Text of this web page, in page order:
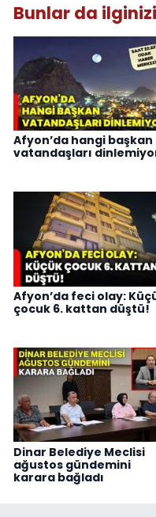
Bunlar da
Afyon’da hangi başkan
vatandaşları
Afyon’da feci olay:
çocuk 6. kattan düştü!
Dinar Belediye Meclisi
ağustos gündemini
karara bağladı